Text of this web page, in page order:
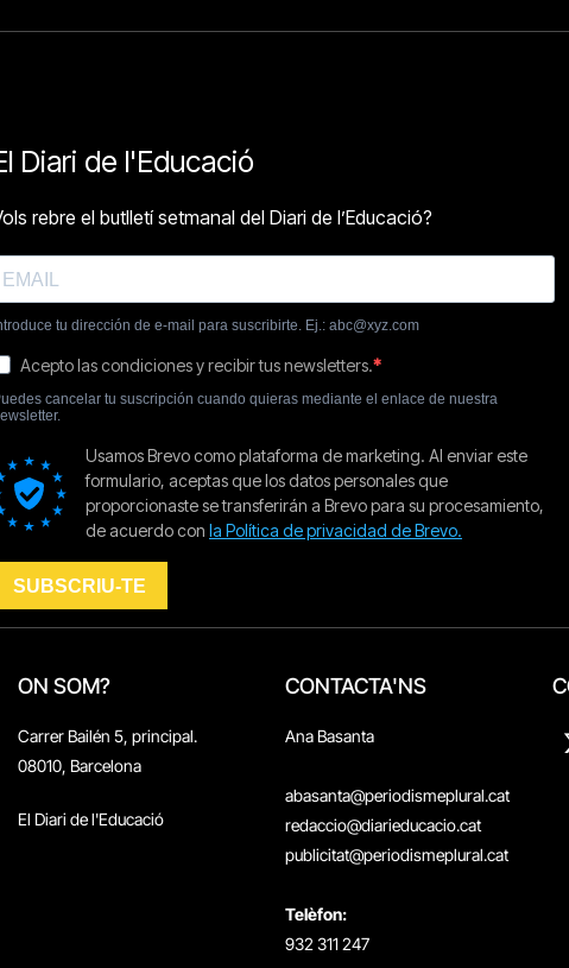
ON SOM?
Carrer Bailén 5, principal.
08010, Barcelona
El Diari de l'Educació
CONTACTA'NS
Ana Basanta
abasanta@periodismeplural.cat
redaccio@diarieducacio.cat
publicitat@periodismeplural.cat
Telèfon:
932 311 247